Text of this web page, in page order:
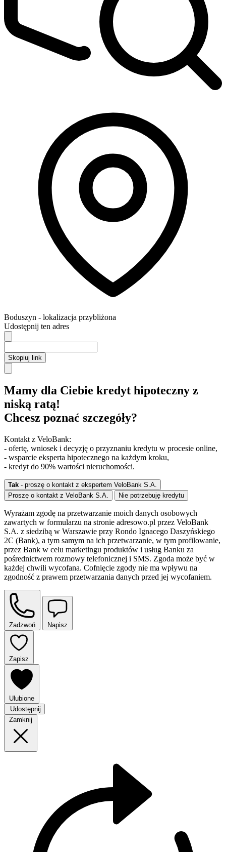
Boduszyn - lokalizacja przybliżona
Udostępnij ten adres
Skopiuj link
Mamy dla Ciebie kredyt hipoteczny z
niską ratą!
Chcesz poznać szczegóły?
Kontakt z VeloBank:
- ofertę, wniosek i decyzję o przyznaniu kredytu w procesie online,
- wsparcie eksperta hipotecznego na każdym kroku,
- kredyt do 90% wartości nieruchomości.
Tak - proszę o kontakt z ekspertem VeloBank S.A.
Proszę o kontakt z VeloBank S.A.
Nie potrzebuję kredytu
Wyrażam zgodę na przetwarzanie moich danych osobowych
zawartych w formularzu na stronie adresowo.pl przez VeloBank
S.A. z siedzibą w Warszawie przy Rondo Ignacego Daszyńskiego
2C (Bank), a tym samym na ich przetwarzanie, w tym profilowanie,
przez Bank w celu marketingu produktów i usług Banku za
pośrednictwem rozmowy telefonicznej i SMS. Zgoda może być w
każdej chwili wycofana. Cofnięcie zgody nie ma wpływu na
zgodność z prawem przetwarzania danych przed jej wycofaniem.
Zadzwoń Napisz
Zapisz
Ulubione
Udostępnij
Zamknij